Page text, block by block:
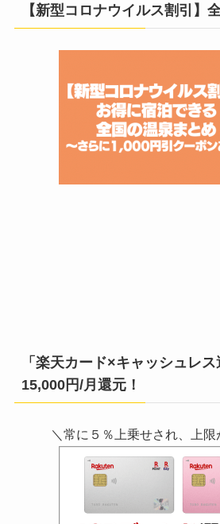
【新型コロナウイルス割引】
「楽天カード×キャッシュレ
15,000円/月還元！
＼常に５％上乗せされ、上限